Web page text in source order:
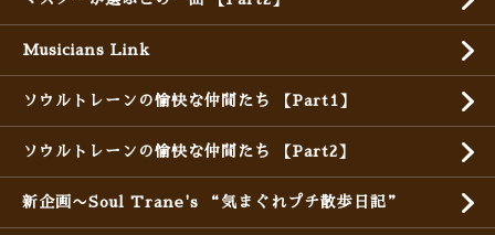
Musicians Link
ソウルトレーンの愉快な仲間たち 【Part1】
ソウルトレーンの愉快な仲間たち 【Part2】
新企画〜Soul Trane's “気まぐれプチ散歩日記”